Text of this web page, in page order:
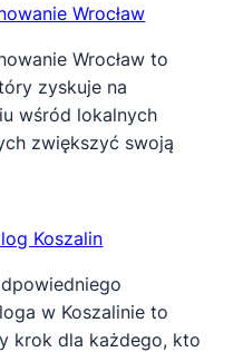
Wrocław
Wrocław to
zyskuje na
wśród lokalnych
zwiększyć swoją
Koszalin
w Koszalinie to
krok dla każdego, kto